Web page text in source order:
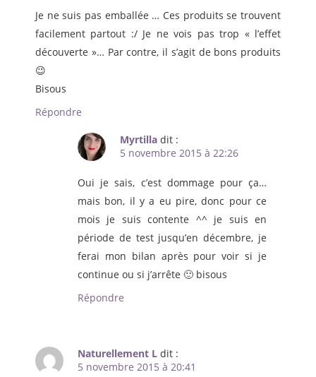
Je ne suis pas emballée … Ces produits se trouvent
facilement partout :/ Je ne vois pas trop « l’effet
découverte »… Par contre, il s’agit de bons produits
😉
Bisous
Répondre
Myrtilla dit :
5 novembre 2015 à 22:26
Oui je sais, c’est dommage pour ça…
mais bon, il y a eu pire, donc pour ce
mois je suis contente ^^ je suis en
période de test jusqu’en décembre, je
ferai mon bilan après pour voir si je
continue ou si j’arrête 🙂 bisous
Répondre
Naturellement L dit :
5 novembre 2015 à 20:41